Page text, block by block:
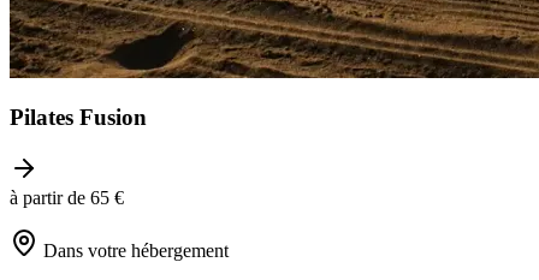
Pilates Fusion
à partir de 65 €
Dans votre hébergement